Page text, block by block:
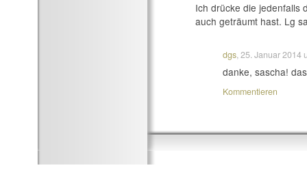
Ich drücke die jedenfalls
auch geträumt hast. Lg
dgs, 25. Januar 2014
danke, sascha!
Kommentieren